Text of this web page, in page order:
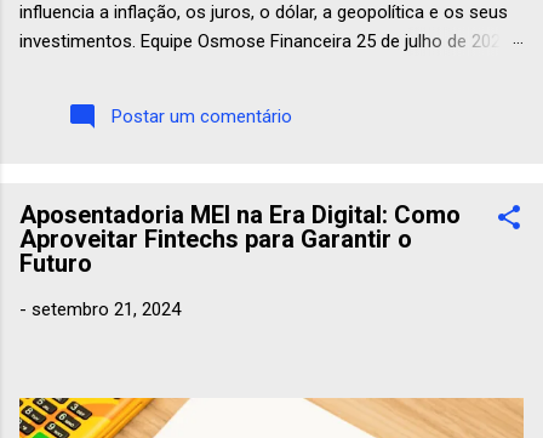
influencia a inflação, os juros, o dólar, a geopolítica e os seus
investimentos. Equipe Osmose Financeira 25 de julho de 2026
o sangue da economia moderna Quando ouvimos falar em
petróleo, a primeira imagem que costuma vir à mente é a de
sentido: afinal, carros, caminhõ...
Postar um comentário
Aposentadoria MEI na Era Digital: Como
Aproveitar Fintechs para Garantir o
Futuro
- setembro 21, 2024